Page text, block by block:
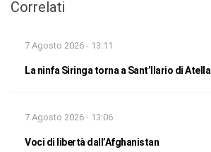
Correlati
7 Agosto 2026 - 13:11
La ninfa Siringa torna a Sant’Ilario di Atella
7 Agosto 2026 - 13:06
Voci di libertà dall’Afghanistan